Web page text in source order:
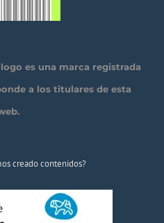
es una marca registrada
a los titulares de esta
creado contenidos?